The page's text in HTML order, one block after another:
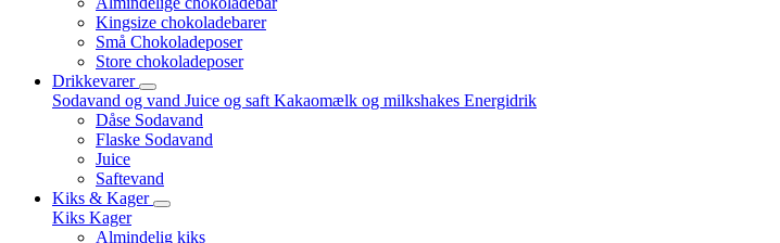
Kingsize chokoladebarer
Små Chokoladeposer
Store chokoladeposer
Drikkevarer
Sodavand og vand Juice og saft Kakaomælk og milkshakes Energidrik
Dåse Sodavand
Flaske Sodavand
Juice
Saftevand
Kiks & Kager
Kiks Kager
Almindelig kiks